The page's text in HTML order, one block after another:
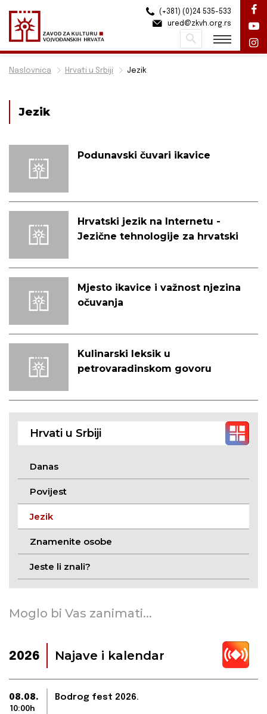
Naslovnica Hrvati u Srbiji Jezik
Jezik
Podunavski čuvari ikavice
Hrvatski jezik na Internetu -
Jezične tehnologije za hrvatski
Mjesto ikavice i važnost njezina
očuvanja
Kulinarski leksik u
petrovaradinskom govoru
Hrvati u Srbiji
Danas
Povijest
Jezik
Znamenite osobe
Jeste li znali?
Moglo bi Vas zanimati...
2026 Najave i kalendar
08.08.
10:00h
Bodrog fest 2026.
(+381) (0)24 535-533
ured@zkvh.org.rs
Pretraži